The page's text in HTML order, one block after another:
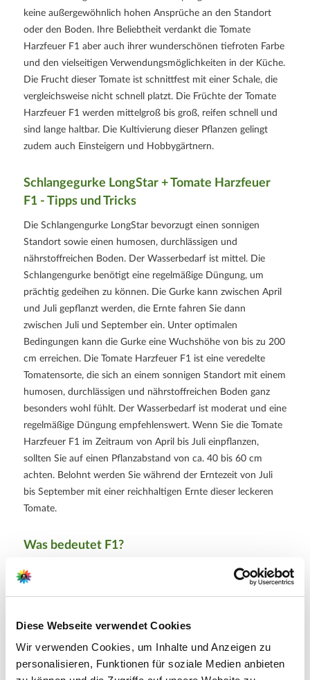
Diese Webseite verwendet Cookies
Wir verwenden Cookies, um Inhalte und Anzeigen zu
personalisieren, Funktionen für soziale Medien anbieten
keine außergewöhnlich hohen Ansprüche an den Standort
oder den Boden. Ihre Beliebtheit verdankt die Tomate
Harzfeuer F1 aber auch ihrer wunderschönen tiefroten Farbe
und den vielseitigen Verwendungsmöglichkeiten in der Küche.
Die Frucht dieser Tomate ist schnittfest mit einer Schale, die
vergleichsweise nicht schnell platzt. Die Früchte der Tomate
Harzfeuer F1 werden mittelgroß bis groß, reifen schnell und
sind lange haltbar. Die Kultivierung dieser Pflanzen gelingt
zudem auch Einsteigern und Hobbygärtnern.
Schlangegurke LongStar + Tomate Harzfeuer
F1 - Tipps und Tricks
Die Schlangengurke LongStar bevorzugt einen sonnigen
Standort sowie einen humosen, durchlässigen und
nährstoffreichen Boden. Der Wasserbedarf ist mittel. Die
Schlangengurke benötigt eine regelmäßige Düngung, um
prächtig gedeihen zu können. Die Gurke kann zwischen April
und Juli gepflanzt werden, die Ernte fahren Sie dann
zwischen Juli und September ein. Unter optimalen
Bedingungen kann die Gurke eine Wuchshöhe von bis zu 200
cm erreichen. Die Tomate Harzfeuer F1 ist eine veredelte
Tomatensorte, die sich an einem sonnigen Standort mit einem
humosen, durchlässigen und nährstoffreichen Boden ganz
besonders wohl fühlt. Der Wasserbedarf ist moderat und eine
regelmäßige Düngung empfehlenswert. Wenn Sie die Tomate
Harzfeuer F1 im Zeitraum von April bis Juli einpflanzen,
sollten Sie auf einen Pflanzabstand von ca. 40 bis 60 cm
achten. Belohnt werden Sie während der Erntezeit von Juli
bis September mit einer reichhaltigen Ernte dieser leckeren
Tomate.
Was bedeutet F1?
F1-Hybriden sind die ersten Nachkommen aus einer
Kreuzung aus Vaterlinie und Mutterlinie. F1-Hybriden sind
gegen Krankheiten.
Weitere Informationen
Set bestehend aus 2x Schlangengurke 'LongStar' und